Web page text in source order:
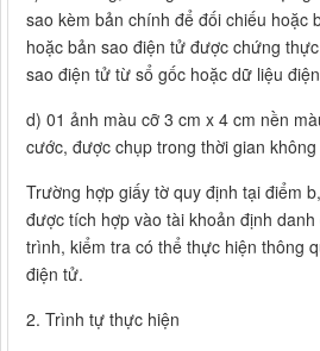
sao kèm bản chính để đối chiếu hoặc
hoặc bản sao điện tử được chứng
sao điện tử từ sổ gốc hoặc dữ liệu
d) 01 ảnh màu cỡ 3 cm x 4 cm nền
cước, được chụp trong thời gian
Trường hợp giấy tờ quy định tại điểm
được tích hợp vào tài khoản định
trình, kiểm tra có thể thực hiện thông
điện tử.
2. Trình tự thực hiện